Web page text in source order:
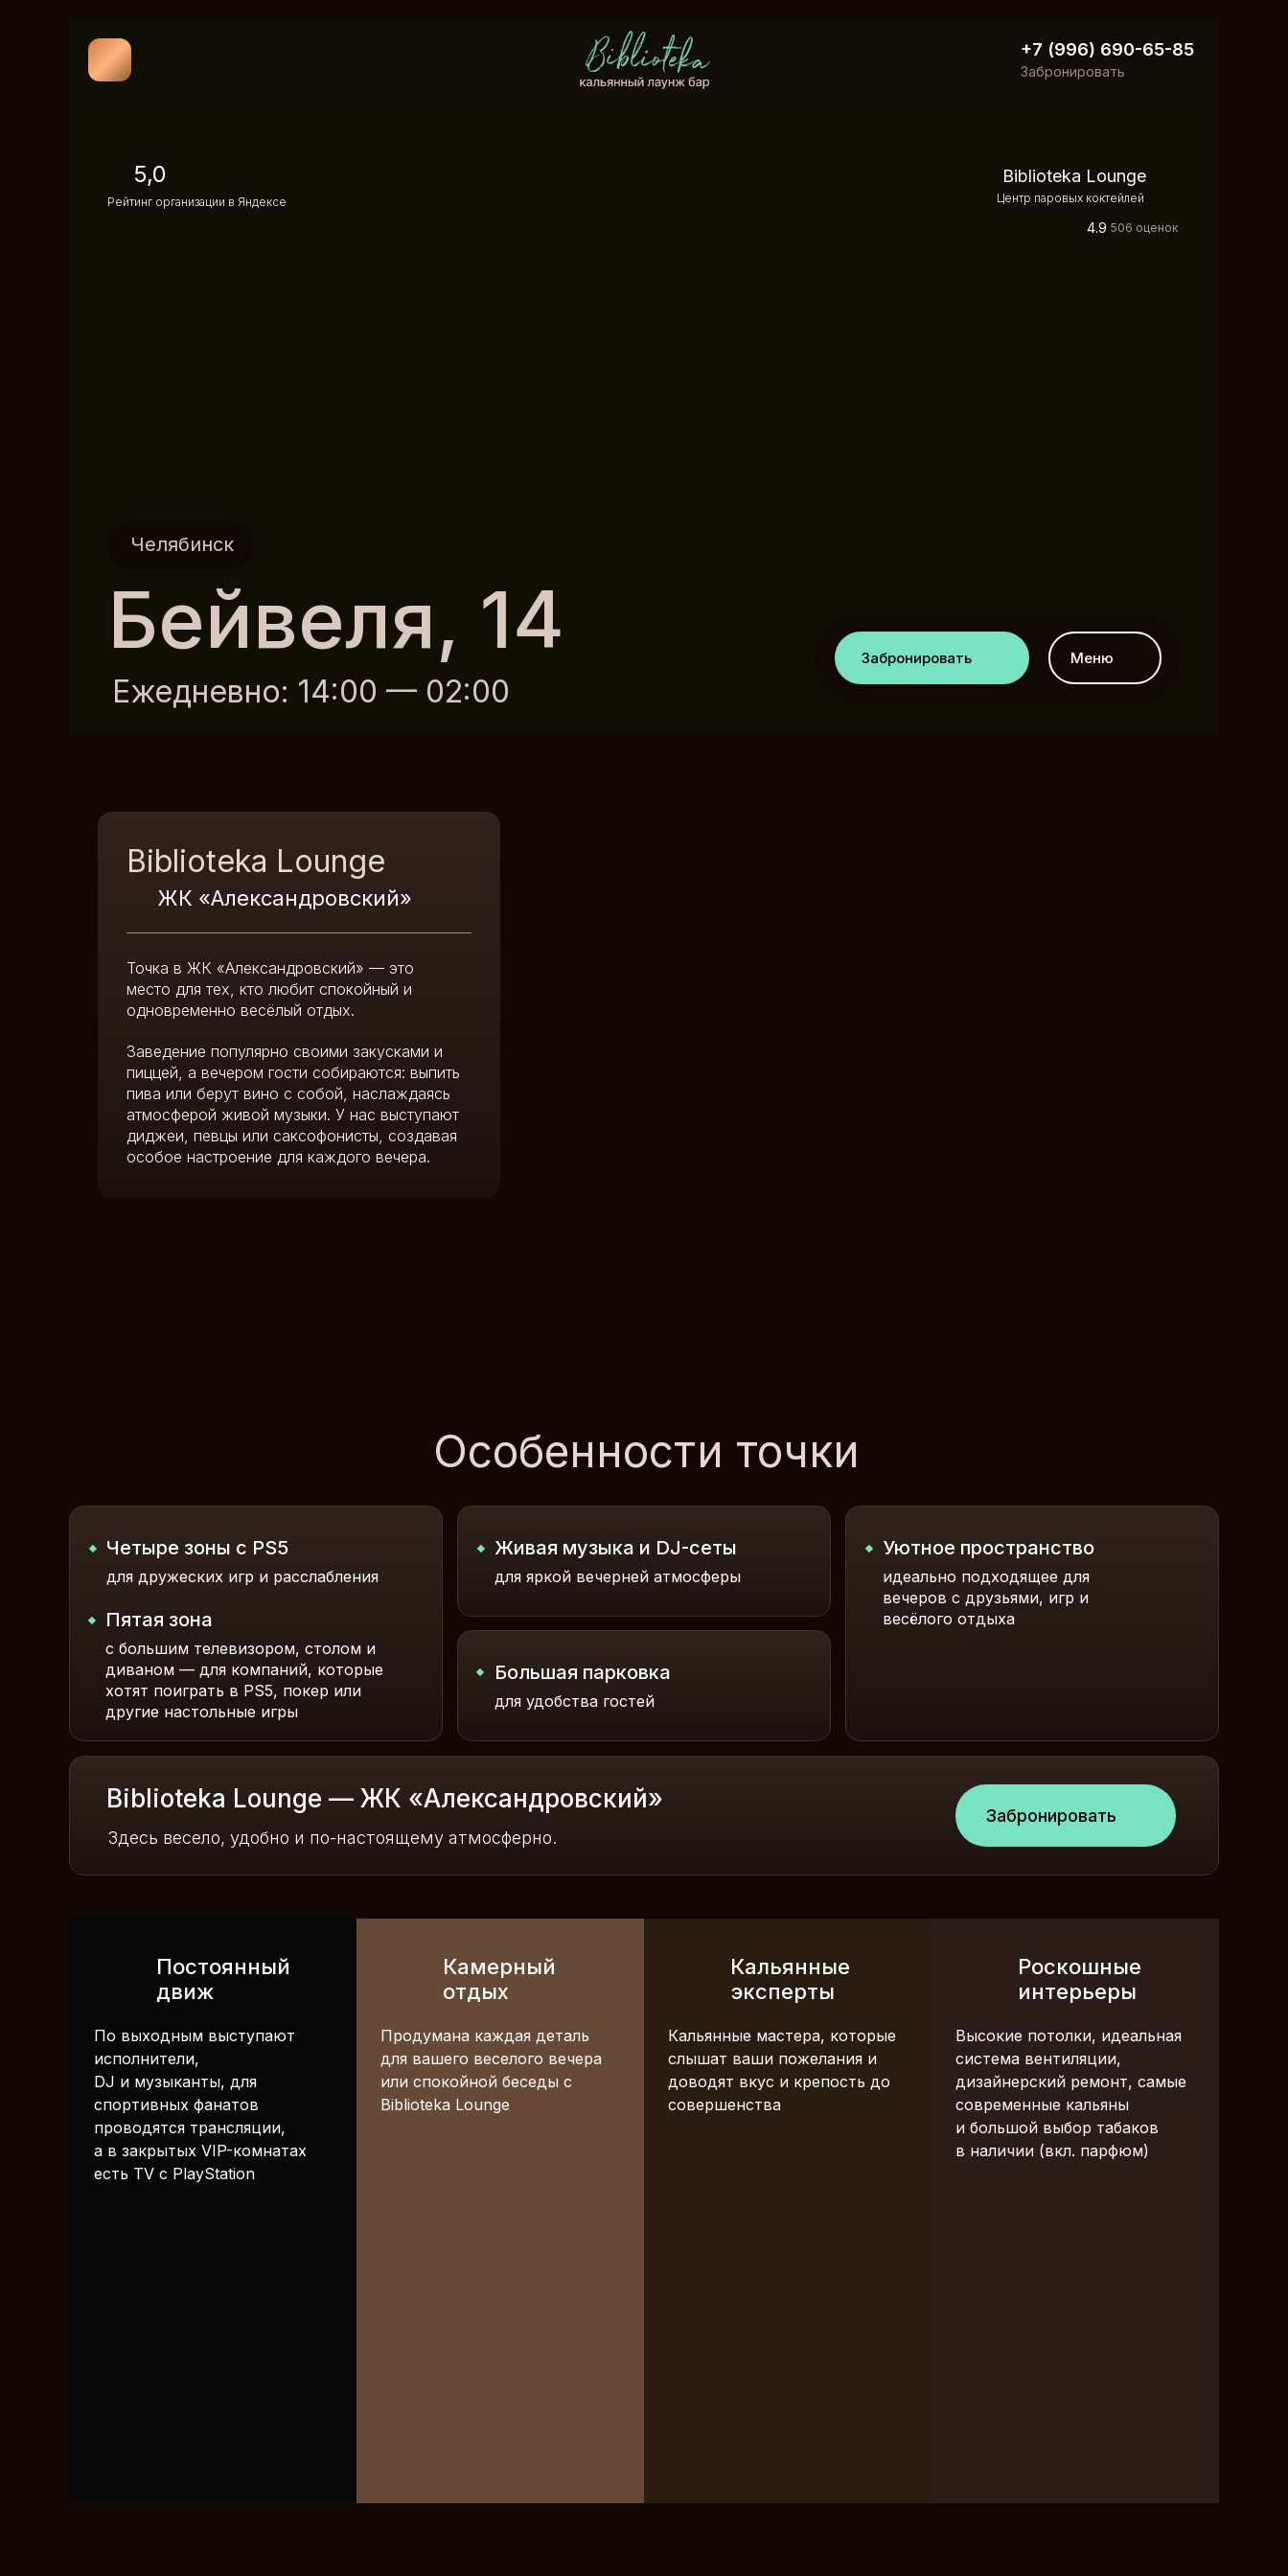
Забронировать
+7 (996) 690-65-85
Ежедневно: 14:00 — 02:00
Бейвеля, 14
Челябинск
Меню
Забронировать
Центр паровых коктейлей
Рейтинг организации в Яндексе
506 оценок
4.9
Biblioteka Lounge
5,0
с большим телевизором, столом и
диваном — для компаний, которые
хотят поиграть в PS5, покер или
другие настольные игры
идеально подходящее для
вечеров с друзьями, игр и
весёлого отдыха
для удобства гостей
Большая парковка
для дружеских игр и расслабления для яркой вечерней атмосферы
Забронировать
Здесь весело, удобно и по-настоящему атмосферно.
Biblioteka Lounge — ЖК «Александровский»
Пятая зона
Уютное пространство
Живая музыка и DJ-сеты
Четыре зоны с PS5
Заведение популярно своими закусками и
пиццей, а вечером гости собираются: выпить
пива или берут вино с собой, наслаждаясь
атмосферой живой музыки. У нас выступают
диджеи, певцы или саксофонисты, создавая
особое настроение для каждого вечера.
Точка в ЖК «Александровский» — это
место для тех, кто любит спокойный и
одновременно весёлый отдых.
ЖК «Александровский»
Biblioteka Lounge
Особенности точки
Высокие потолки, идеальная
система вентиляции,
дизайнерский ремонт, самые
современные кальяны
и большой выбор табаков
в наличии (вкл. парфюм)
Кальянные мастера, которые
слышат ваши пожелания и
доводят вкус и крепость до
совершенства
Продумана каждая деталь
для вашего веселого вечера
или спокойной беседы с
Biblioteka Lounge
Роскошные
интерьеры
Кальянные
эксперты
Камерный
отдых
По выходным выступают
исполнители,
DJ и музыканты, для
спортивных фанатов
проводятся трансляции,
а в закрытых VIP-комнатах
есть TV с PlayStation
Постоянный
движ